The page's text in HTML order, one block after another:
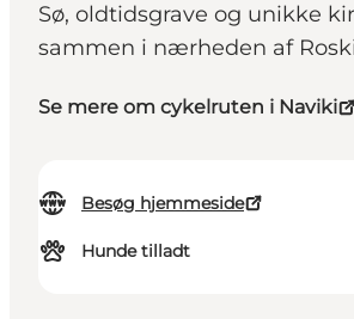
Sø, oldtidsgrave og unikke
sammen i nærheden af
Se mere om cykelruten i Naviki
Besøg hjemmeside
Hunde tilladt